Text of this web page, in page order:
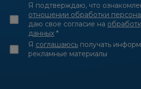
Я подтверждаю, что
отношении обработки
даю свое согласие на
данных *
Я соглашаюсь получать
рекламные материалы